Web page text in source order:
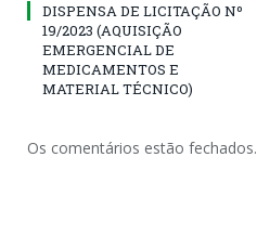
DISPENSA DE LICITAÇÃO Nº
19/2023 (AQUISIÇÃO
EMERGENCIAL DE
MEDICAMENTOS E
MATERIAL TÉCNICO)
Os comentários estão fechados.